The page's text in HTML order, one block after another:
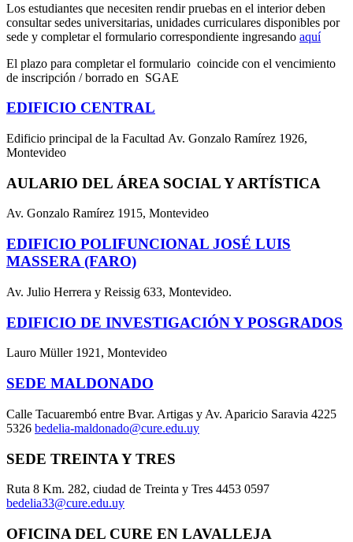
Los estudiantes que necesiten rendir pruebas en el interior deben
consultar sedes universitarias, unidades curriculares disponibles por
sede y completar el formulario correspondiente ingresando aquí
El plazo para completar el formulario coincide con el vencimiento
de inscripción / borrado en SGAE
EDIFICIO CENTRAL
Edificio principal de la Facultad Av. Gonzalo Ramírez 1926,
Montevideo
AULARIO DEL ÁREA SOCIAL Y ARTÍSTICA
Av. Gonzalo Ramírez 1915, Montevideo
EDIFICIO POLIFUNCIONAL JOSÉ LUIS
MASSERA (FARO)
Av. Julio Herrera y Reissig 633, Montevideo.
EDIFICIO DE INVESTIGACIÓN Y POSGRADOS
Lauro Müller 1921, Montevideo
SEDE MALDONADO
Calle Tacuarembó entre Bvar. Artigas y Av. Aparicio Saravia 4225
5326 bedelia-maldonado@cure.edu.uy
SEDE TREINTA Y TRES
Ruta 8 Km. 282, ciudad de Treinta y Tres 4453 0597
bedelia33@cure.edu.uy
OFICINA DEL CURE EN LAVALLEJA